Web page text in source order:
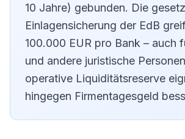
10 Jahre) gebunden. Die
Einlagensicherung der EdB
100.000 EUR pro Bank – auch
und andere juristische
operative Liquiditätsreserve
hingegen Firmentagesgeld